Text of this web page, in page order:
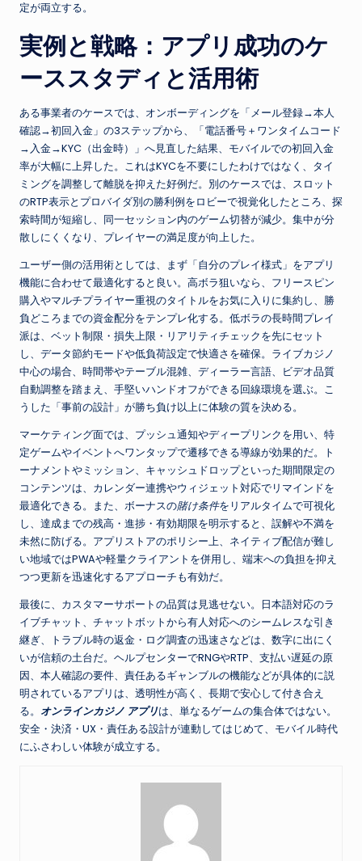
定が両立する。
実例と戦略：アプリ成功のケ
ーススタディと活用術
ある事業者のケースでは、オンボーディングを「メール登録→本人
確認→初回入金」の3ステップから、「電話番号＋ワンタイムコード
→入金→KYC（出金時）」へ見直した結果、モバイルでの初回入金
率が大幅に上昇した。これはKYCを不要にしたわけではなく、タイ
ミングを調整して離脱を抑えた好例だ。別のケースでは、スロット
のRTP表示とプロバイダ別の勝利例をロビーで視覚化したところ、探
索時間が短縮し、同一セッション内のゲーム切替が減少。集中が分
散しにくくなり、プレイヤーの満足度が向上した。
ユーザー側の活用術としては、まず「自分のプレイ様式」をアプリ
機能に合わせて最適化すると良い。高ボラ狙いなら、フリースピン
購入やマルチプライヤー重視のタイトルをお気に入りに集約し、勝
負どころまでの資金配分をテンプレ化する。低ボラの長時間プレイ
派は、ベット制限・損失上限・リアリティチェックを先にセット
し、データ節約モードや低負荷設定で快適さを確保。ライブカジノ
中心の場合、時間帯やテーブル混雑、ディーラー言語、ビデオ品質
自動調整を踏まえ、手堅いハンドオフができる回線環境を選ぶ。こ
うした「事前の設計」が勝ち負け以上に体験の質を決める。
マーケティング面では、プッシュ通知やディープリンクを用い、特
定ゲームやイベントへワンタップで遷移できる導線が効果的だ。ト
ーナメントやミッション、キャッシュドロップといった期間限定の
コンテンツは、カレンダー連携やウィジェット対応でリマインドを
最適化できる。また、ボーナスの賭け条件をリアルタイムで可視化
し、達成までの残高・進捗・有効期限を明示すると、誤解や不満を
未然に防げる。アプリストアのポリシー上、ネイティブ配信が難し
い地域ではPWAや軽量クライアントを併用し、端末への負担を抑え
つつ更新を迅速化するアプローチも有効だ。
最後に、カスタマーサポートの品質は見逃せない。日本語対応のラ
イブチャット、チャットボットから有人対応へのシームレスな引き
継ぎ、トラブル時の返金・ログ調査の迅速さなどは、数字に出にく
いが信頼の土台だ。ヘルプセンターでRNGやRTP、支払い遅延の原
因、本人確認の要件、責任あるギャンブルの機能などが具体的に説
明されているアプリは、透明性が高く、長期で安心して付き合え
る。 オンラインカジノ アプリは、単なるゲームの集合体ではない。
安全・決済・UX・責任ある設計が連動してはじめて、モバイル時代
にふさわしい体験が成立する。